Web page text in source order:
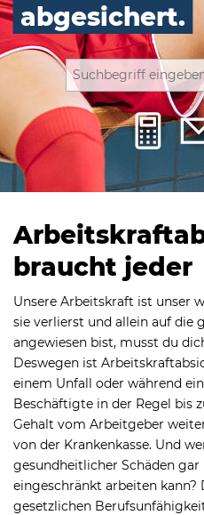
abgesichert.
braucht jeder
Unsere Arbeitskraft ist unser
sie verlierst und allein auf die
angewiesen bist, musst du
Deswegen ist
einem Unfall oder während
Beschäftigte in der Regel bis
Gehalt vom Arbeitgeber
von der Krankenkasse. Und
gesundheitlicher Schäden
eingeschränkt arbeiten kann?
gesetzlichen